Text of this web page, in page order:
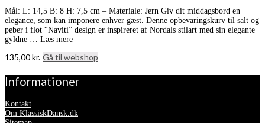
Mål: L: 14,5 B: 8 H: 7,5 cm – Materiale: Jern Giv dit middagsbord en
elegance, som kan imponere enhver gæst. Denne opbevaringskurv til salt og
peber i flot “Naviti” design er inspireret af Nordals stilart med sin elegante
gyldne … Læs mere
135,00kr. Gå til webshop
Informationer
Kontakt
Om KlassiskDansk.dk